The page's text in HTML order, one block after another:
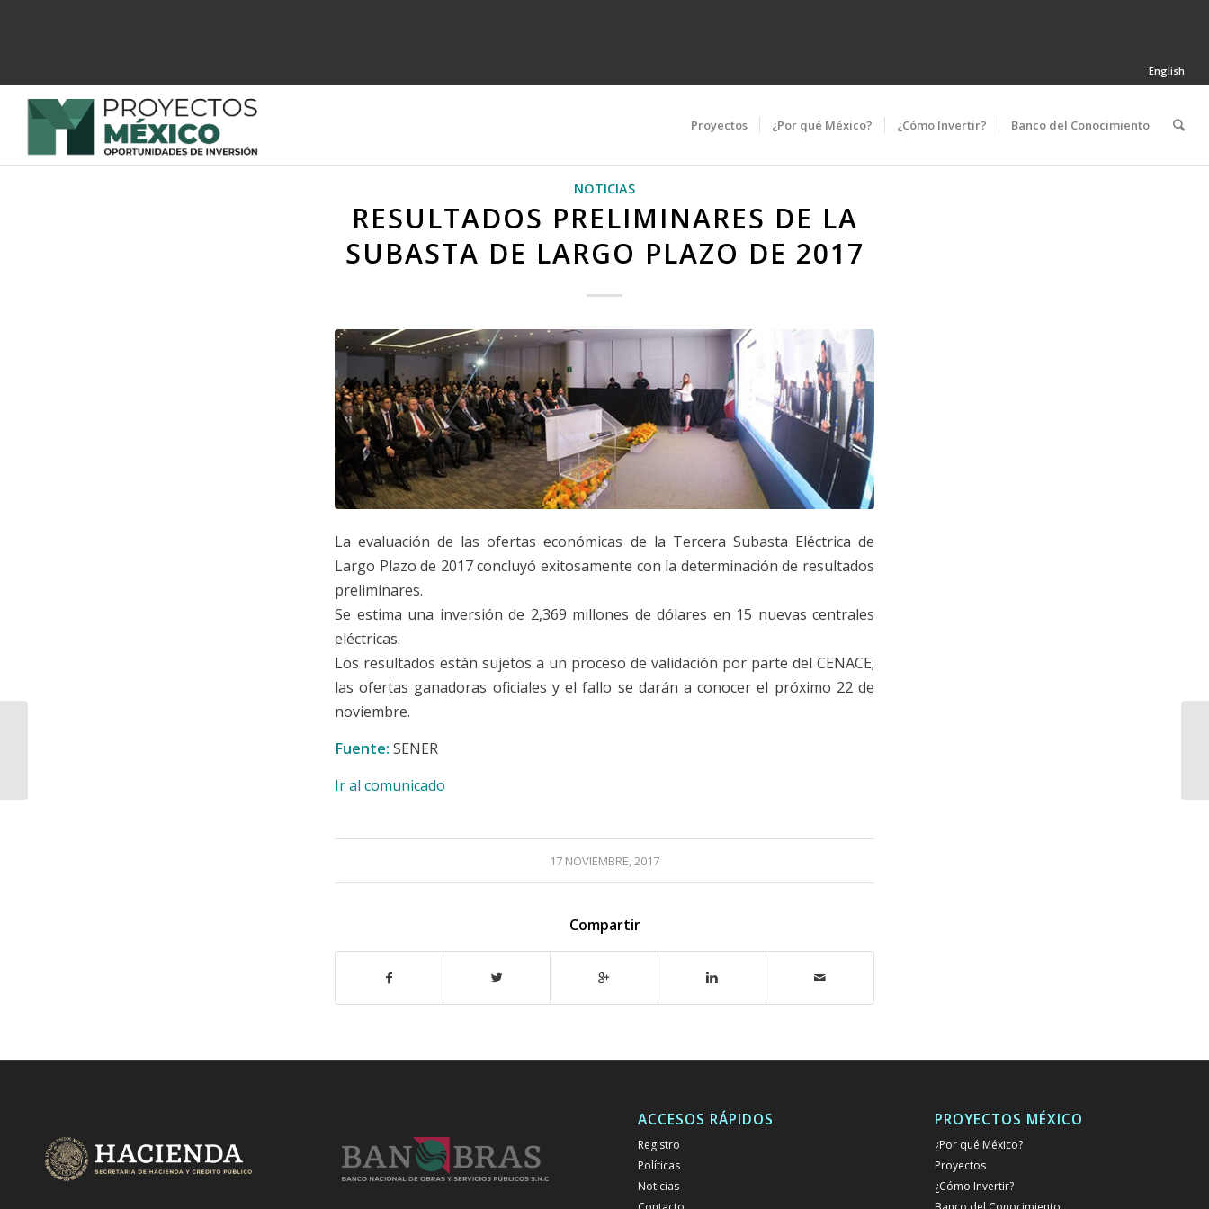
English
Proyectos ¿Por qué México? ¿Cómo Invertir? Banco del Conocimiento
NOTICIAS
RESULTADOS PRELIMINARES DE LA
SUBASTA DE LARGO PLAZO DE 2017
La evaluación de las ofertas económicas de la Tercera Subasta Eléctrica de
Largo Plazo de 2017 concluyó exitosamente con la determinación de resultados
preliminares.
Se estima una inversión de 2,369 millones de dólares en 15 nuevas centrales
eléctricas.
Los resultados están sujetos a un proceso de validación por parte del CENACE;
las ofertas ganadoras oficiales y el fallo se darán a conocer el próximo 22 de
noviembre.
Fuente: SENER
Ir al comunicado
17 NOVIEMBRE, 2017
Compartir
ACCESOS RÁPIDOS
Registro
Políticas
Noticias
PROYECTOS MÉXICO
¿Por qué México?
Proyectos
¿Cómo Invertir?